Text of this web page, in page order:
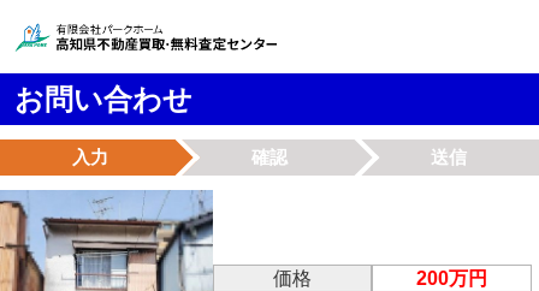
お問い合わせ
入力 確認 送信
価格
200万円